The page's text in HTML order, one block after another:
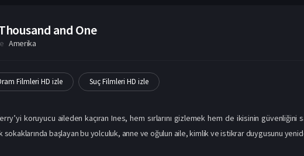
and One
Amerika
Filmleri HD izle Suç Filmleri HD izle
koruyucu aileden kaçıran Ines, hem sırlarını gizlemek hem de ikisinin
sokaklarında başlayan bu yolculuk, anne ve oğulun aile, kimlik ve istikrar duygusunu